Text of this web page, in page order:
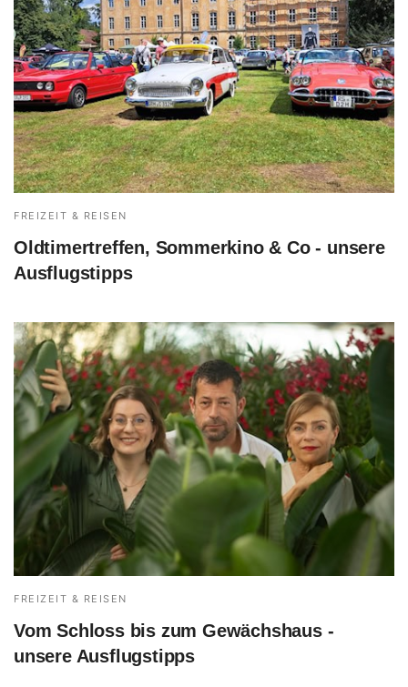
FREIZEIT & REISEN
Oldtimertreffen, Sommerkino & Co - unsere
Ausflugstipps
FREIZEIT & REISEN
Vom Schloss bis zum Gewächshaus -
unsere Ausflugstipps